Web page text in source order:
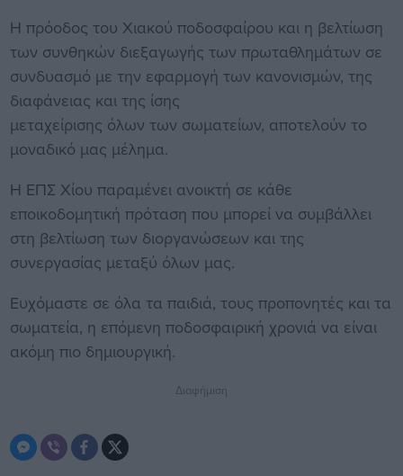
Η πρόοδος του Χιακού ποδοσφαίρου και η βελτίωση
των συνθηκών διεξαγωγής των πρωταθλημάτων σε
συνδυασμό με την εφαρμογή των κανονισμών, της
διαφάνειας και της ίσης
μεταχείρισης όλων των σωματείων, αποτελούν το
μοναδικό μας μέλημα.
Η ΕΠΣ Χίου παραμένει ανοικτή σε κάθε
εποικοδομητική πρόταση που μπορεί να συμβάλλει
στη βελτίωση των διοργανώσεων και της
συνεργασίας μεταξύ όλων μας.
Ευχόμαστε σε όλα τα παιδιά, τους προπονητές και τα
σωματεία, η επόμενη ποδοσφαιρική χρονιά να είναι
ακόμη πιο δημιουργική.
Διαφήμιση